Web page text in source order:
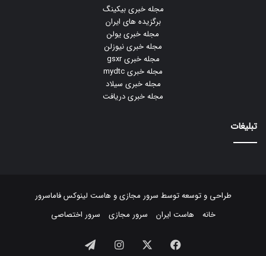
مجله خبری بیکینگ
برگزیده های ایران
مجله خبری یولن
مجله خبری نیوزلن
مجله خبری gsxr
مجله خبری mydtc
مجله خبری سیلاد
مجله خبری دریافت
تبلیغات
طراحی و توسعه توسط سرور مجازیو هاست لینوکسفاماسرور
خانه
هاست ایران سرور مجازی سرور اختصاصی
فیسبوک ایکس اینستاگرام